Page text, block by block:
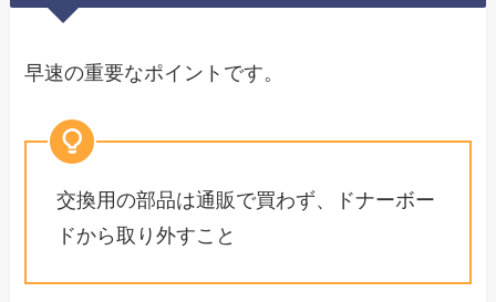
早速の重要なポイントです。
交換用の部品は通販で買わず、ドナーボー
ドから取り外すこと